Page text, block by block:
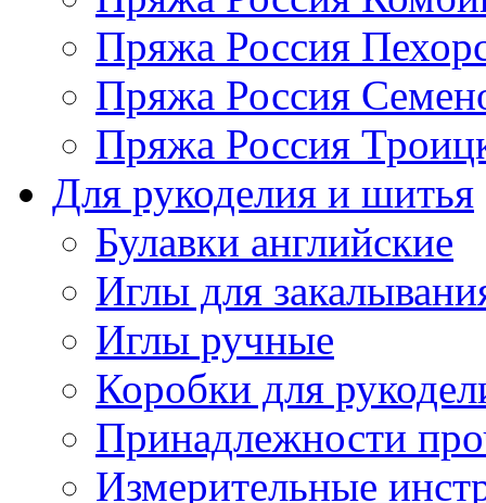
Пряжа Россия
Пряжа Россия
Пряжа Россия
Для рукоделия и шитья
Булавки английские
Иглы для
Иглы ручные
Коробки для
Принадлежности
Измерительные